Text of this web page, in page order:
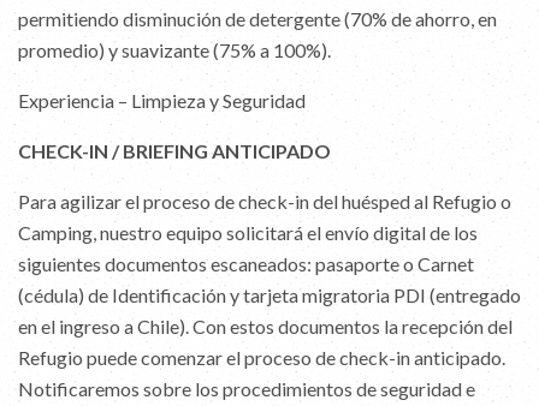
permitiendo disminución de detergente (70% de ahorro, en
promedio) y suavizante (75% a 100%).
Experiencia – Limpieza y Seguridad
CHECK-IN / BRIEFING ANTICIPADO
Para agilizar el proceso de check-in del huésped al Refugio o
Camping, nuestro equipo solicitará el envío digital de los
siguientes documentos escaneados: pasaporte o Carnet
(cédula) de Identificación y tarjeta migratoria PDI (entregado
en el ingreso a Chile). Con estos documentos la recepción del
Refugio puede comenzar el proceso de check-in anticipado.
Notificaremos sobre los procedimientos de seguridad e